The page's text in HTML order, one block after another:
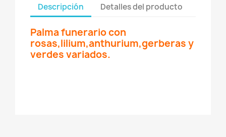
Descripción Detalles del producto
Palma funerario con
rosas,lilium,anthurium,gerberas y
verdes variados.